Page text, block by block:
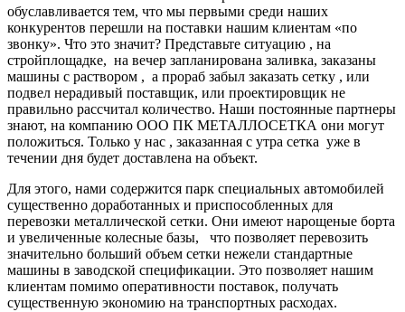
обуславливается тем, что мы первыми среди наших
конкурентов перешли на поставки нашим клиентам «по
звонку». Что это значит? Представьте ситуацию , на
стройплощадке, на вечер запланирована заливка, заказаны
машины с раствором , а прораб забыл заказать сетку , или
подвел нерадивый поставщик, или проектировщик не
правильно рассчитал количество. Наши постоянные партнеры
знают, на компанию ООО ПК МЕТАЛЛОСЕТКА они могут
положиться. Только у нас , заказанная с утра сетка уже в
течении дня будет доставлена на объект.
Для этого, нами содержится парк специальных автомобилей
существенно доработанных и приспособленных для
перевозки металлической сетки. Они имеют нарощеные борта
и увеличенные колесные базы, что позволяет перевозить
значительно больший объем сетки нежели стандартные
машины в заводской спецификации. Это позволяет нашим
клиентам помимо оперативности поставок, получать
существенную экономию на транспортных расходах.